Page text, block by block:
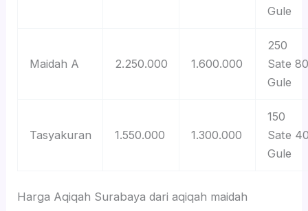
Gule
Maidah A 2.250.000 1.600.000
250
Sate 80
Gule
Tasyakuran 1.550.000 1.300.000
150
Sate
Gule
Harga Aqiqah Surabaya dari aqiqah maidah